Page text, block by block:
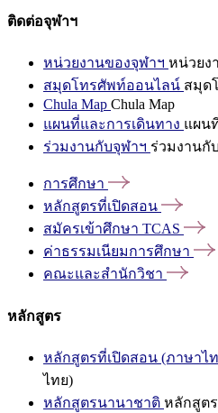
ติดต่อจุฬาฯ
หน่วยงานของจุฬาฯ หน่วยง
สมุดโทรศัพท์ออนไลน์ สมุด
Chula Map Chula Map
แผนที่และการเดินทาง แผน
ร่วมงานกับจุฬาฯ ร่วมงานกั
การศึกษา
หลักสูตรที่เปิดสอน
สมัครเข้าศึกษา TCAS
ค่าธรรมเนียมการศึกษา
คณะและสำนักวิชา
หลักสูตร
หลักสูตรที่เปิดสอน (ภาษาไ
ไทย)
หลักสูตรนานาชาติ หลักสูต